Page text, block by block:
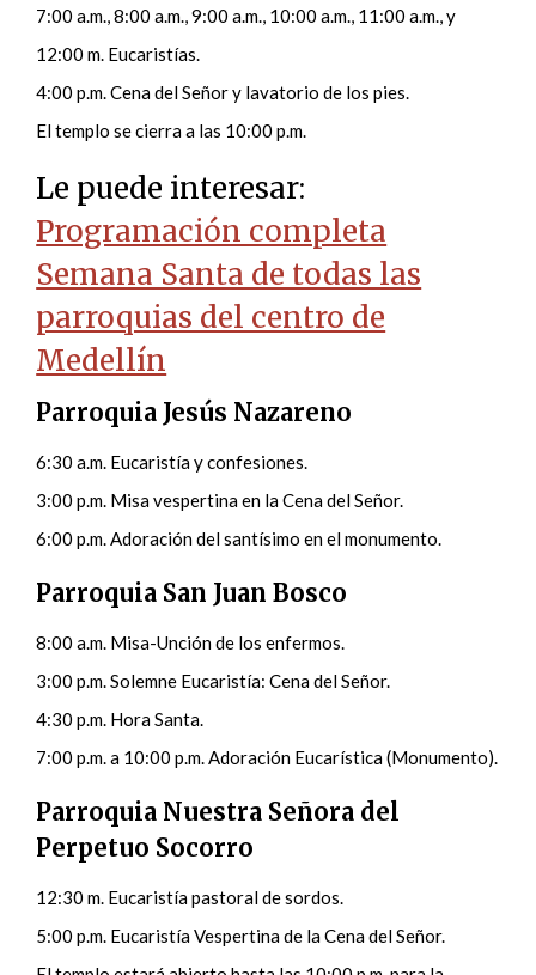
7:00 a.m., 8:00 a.m., 9:00 a.m., 10:00 a.m., 11:00 a.m., y
12:00 m. Eucaristías.
4:00 p.m. Cena del Señor y lavatorio de los pies.
El templo se cierra a las 10:00 p.m.
Le puede interesar:
Programación completa
Semana Santa de todas las
parroquias del centro de
Medellín
Parroquia Jesús Nazareno
6:30 a.m. Eucaristía y confesiones.
3:00 p.m. Misa vespertina en la Cena del Señor.
6:00 p.m. Adoración del santísimo en el monumento.
Parroquia San Juan Bosco
8:00 a.m. Misa-Unción de los enfermos.
3:00 p.m. Solemne Eucaristía: Cena del Señor.
4:30 p.m. Hora Santa.
7:00 p.m. a 10:00 p.m. Adoración Eucarística (Monumento).
Parroquia Nuestra Señora del
Perpetuo Socorro
12:30 m. Eucaristía pastoral de sordos.
5:00 p.m. Eucaristía Vespertina de la Cena del Señor.